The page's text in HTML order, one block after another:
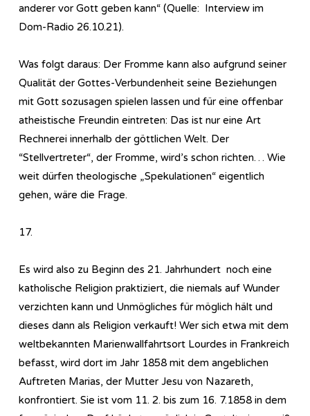
anderer vor Gott geben kann“ (Quelle: Interview im
Dom-Radio 26.10.21).
Was folgt daraus: Der Fromme kann also aufgrund seiner
Qualität der Gottes-Verbundenheit seine Beziehungen
mit Gott sozusagen spielen lassen und für eine offenbar
atheistische Freundin eintreten: Das ist nur eine Art
Rechnerei innerhalb der göttlichen Welt. Der
“Stellvertreter“, der Fromme, wird’s schon richten… Wie
weit dürfen theologische „Spekulationen“ eigentlich
gehen, wäre die Frage.
17.
Es wird also zu Beginn des 21. Jahrhundert noch eine
katholische Religion praktiziert, die niemals auf Wunder
verzichten kann und Unmögliches für möglich hält und
dieses dann als Religion verkauft! Wer sich etwa mit dem
weltbekannten Marienwallfahrtsort Lourdes in Frankreich
befasst, wird dort im Jahr 1858 mit dem angeblichen
Auftreten Marias, der Mutter Jesu von Nazareth,
konfrontiert. Sie ist vom 11. 2. bis zum 16. 7.1858 in dem